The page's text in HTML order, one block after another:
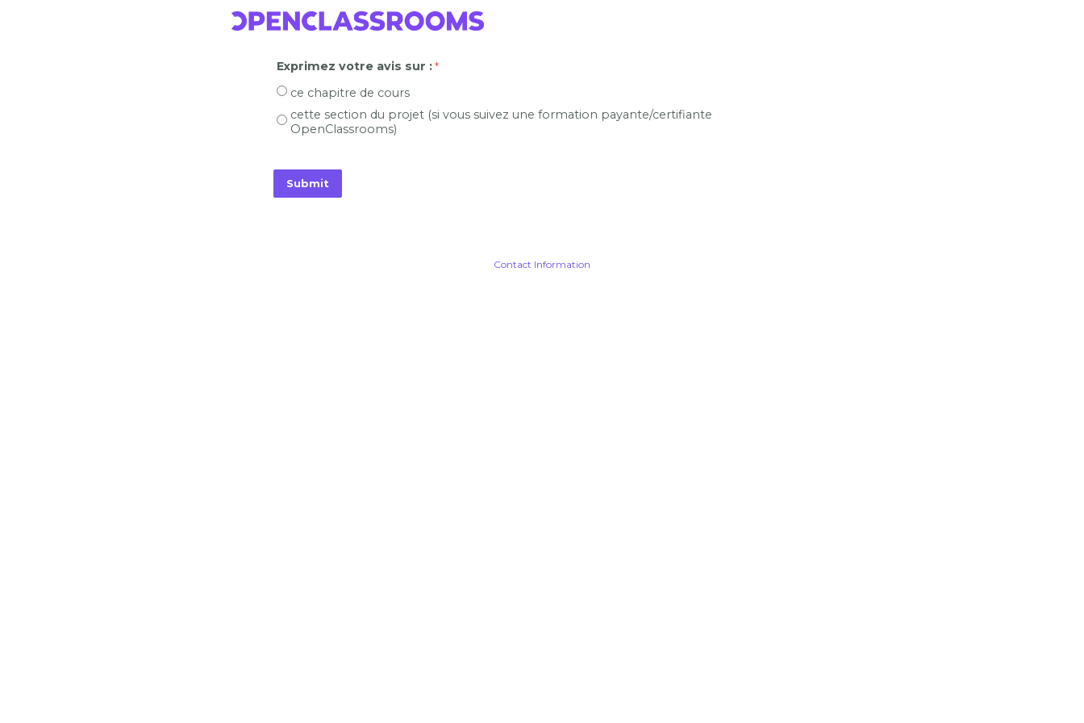
Exprimez votre avis sur :
ce chapitre de cours
cette section du projet (si vous suivez une formation payante/certifiante
OpenClassrooms)
Contact Information